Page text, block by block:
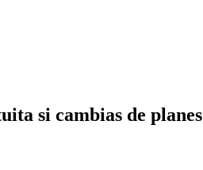
si cambias de planes